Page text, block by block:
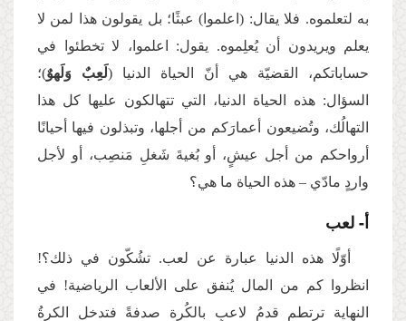
به لتعلموه. فلا يقال: (اعلموا) عبثًا؛ بل يقولون هذا لمن لا
يعلم ويريدون أن يُعلِموه. يقول: اعلموا، لا تخطئوا في
حساباتكم، القضيّة هي أنّ الحياة الدنيا (لَعِبٌ وَلَهوٌ)؛
السؤال: هذه الحياة الدنيا، التي تتهالكون عليها كل هذا
التهالُك، وتُضيعون أعمارَكم من أجلها، وتبذلون فيها أحيانًا
أرواحكم من أجل عيشٍ، أو بُغيةَ شَغلِ مَنصِب، أو لأجل
واردٍ مادّي – هذه الحياة ما هي؟
أ- لعب
أوّلًا هذه الدنيا عبارة عن لعب. تشُكّون في ذلك؟!
انظروا كم من المال يُنفق على الألعاب الرياضية! في
النهاية ترتطم قدمُ لاعبٍ بالكُرة صدفةً فتدخل الكرةُ